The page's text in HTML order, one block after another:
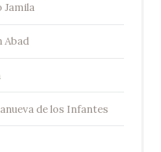
Abad
de los Infantes